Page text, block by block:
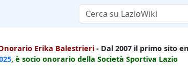
Erika Balestrieri - Dal 2007 il primo sito
, è socio onorario della Società Sportiva Lazio